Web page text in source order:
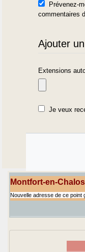
Prévenez-
commentaires
Ajouter
Extensions
Je veux
Montfort-en-
Nouvelle adresse de ce point